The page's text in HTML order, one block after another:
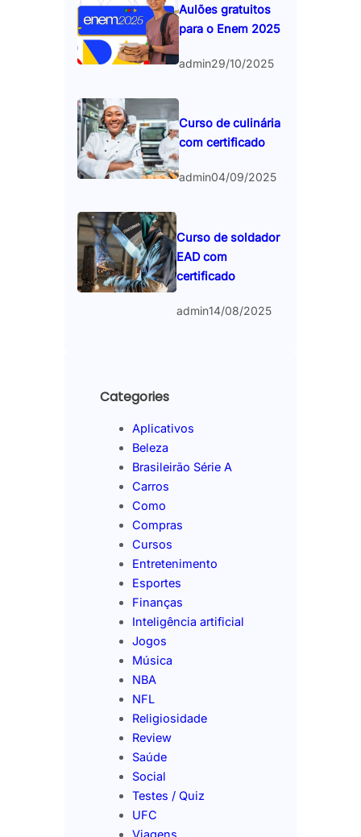
Aulões gratuitos
para o Enem 2025
admin29/10/2025
Curso de culinária
com certificado
admin04/09/2025
Curso de soldador
EAD com
certificado
admin14/08/2025
Categories
Aplicativos
Beleza
Brasileirão Série A
Carros
Como
Compras
Cursos
Entretenimento
Esportes
Finanças
Inteligência artificial
Jogos
Música
NBA
NFL
Religiosidade
Review
Saúde
Social
Testes / Quiz
UFC